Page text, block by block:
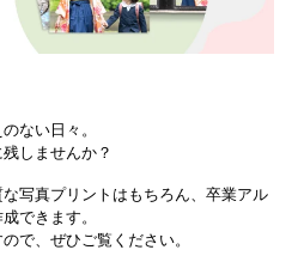
ない日々。
しませんか？
写真プリントはもちろん、卒業アル
できます。
で、ぜひご覧ください。